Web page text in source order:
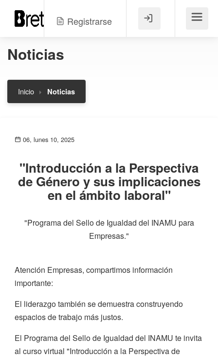
Registrarse Menú
Noticias
Inicio Noticias
06, lunes 10, 2025
"Introducción a la Perspectiva
de Género y sus implicaciones
en el ámbito laboral"
"Programa del Sello de Igualdad del INAMU para
Empresas."
Atención Empresas, compartimos información
importante:
El liderazgo también se demuestra construyendo
espacios de trabajo más justos.
El Programa del Sello de Igualdad del INAMU te invita
al curso virtual "Introducción a la Perspectiva de